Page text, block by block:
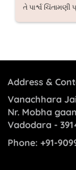
તે પાર્શ્વ
Address &
Vanachhara
Nr. Mobha
Vadodara -
Phone: +91-